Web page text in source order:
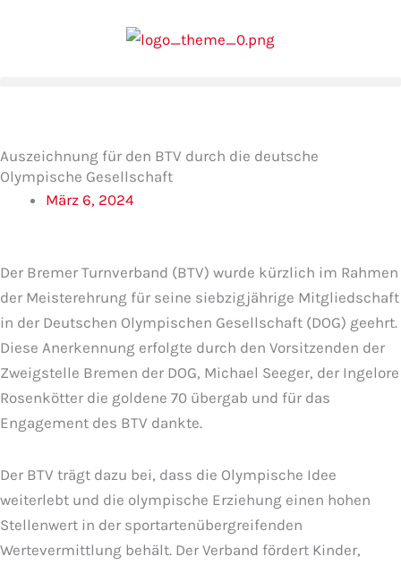
Auszeichnung für den BTV durch die deutsche
Olympische Gesellschaft
März 6, 2024
Der Bremer Turnverband (BTV) wurde kürzlich im Rahmen
der Meisterehrung für seine siebzigjährige Mitgliedschaft
in der Deutschen Olympischen Gesellschaft (DOG) geehrt.
Diese Anerkennung erfolgte durch den Vorsitzenden der
Zweigstelle Bremen der DOG, Michael Seeger, der Ingelore
Rosenkötter die goldene 70 übergab und für das
Engagement des BTV dankte.
Der BTV trägt dazu bei, dass die Olympische Idee
weiterlebt und die olympische Erziehung einen hohen
Stellenwert in der sportartenübergreifenden
Wertevermittlung behält. Der Verband fördert Kinder,